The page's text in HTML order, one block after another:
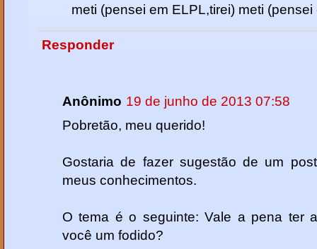
meti (pensei em ELPL,tirei) meti (pensei
Responder
Anônimo 19 de junho de 2013 07:58
Pobretão, meu querido!
Gostaria de fazer sugestão de um
meus conhecimentos.
O tema é o seguinte: Vale a pena ter
você um fodido?